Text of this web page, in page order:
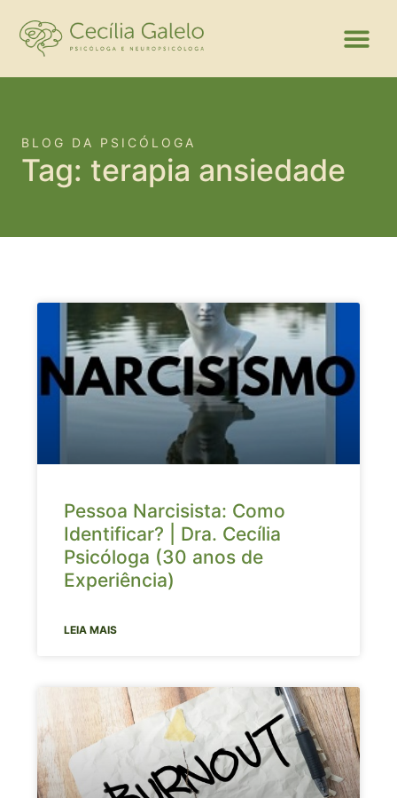
BLOG DA PSICÓLOGA
Tag: terapia ansiedade
Pessoa Narcisista: Como
Identificar? | Dra. Cecília
Psicóloga (30 anos de
Experiência)
LEIA MAIS